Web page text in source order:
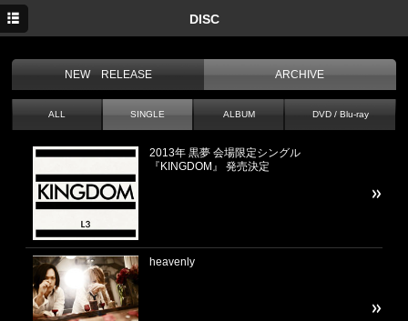
DISC
NEW RELEASE ARCHIVE
ALL SINGLE ALBUM DVD / Blu-ray
2013年 黒夢 会場限定シングル
『KINGDOM』 発売決定
heavenly
MEDIA
DISC
twitter